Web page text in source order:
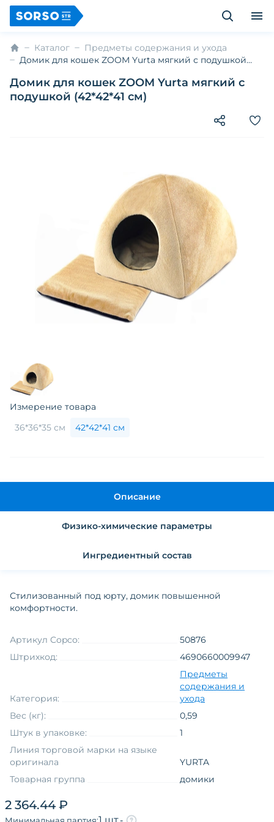
Каталог
Предметы содержания и ухода
Домик для кошек ZOOM Yurta мягкий с подушкой
Домик для кошек ZOOM Yurta мягкий с
подушкой (42*42*41 см)
Измерение товара
36*36*35 см
42*42*41 см
2 364.44 ₽
Описание
Физико-химические параметры
Ингредиентный состав
Стилизованный под юрту, домик повышенной
комфортности.
Артикул Copco:
50876
Штрихкод:
4690660009947
Категория:
Предметы
содержания и
ухода
Вес (кг):
0,59
Штук в упаковке:
1
Линия торговой марки на языке
оригинала
YURTA
Товарная группа
домики
Возраст